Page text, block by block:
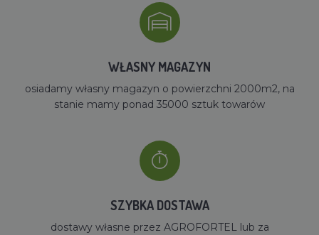
WŁASNY MAGAZYN
osiadamy własny magazyn o powierzchni 2000m2, na
stanie mamy ponad 35000 sztuk towarów
SZYBKA DOSTAWA
dostawy własne przez AGROFORTEL lub za